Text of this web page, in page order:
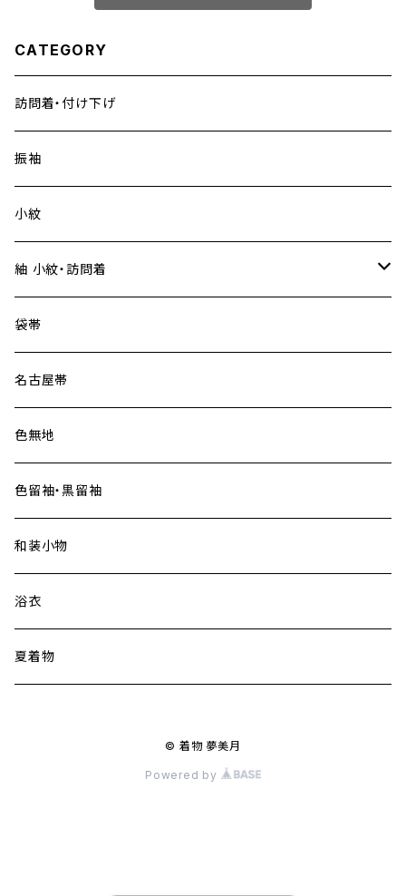
CATEGORY
訪問着・付け下げ
振袖
小紋
紬 小紋・訪問着
大島紬
袋帯
名古屋帯
色無地
色留袖・黒留袖
和装小物
浴衣
夏着物
© 着物 夢美月
Powered by